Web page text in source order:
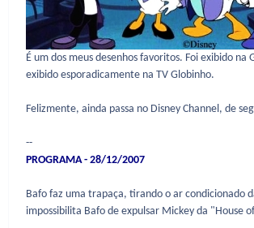
É um dos meus desenhos favoritos. Foi exibido
exibido esporadicamente na TV Globinho.
Felizmente, ainda passa no Disney Channel, de
--
PROGRAMA - 28/12/2007
Bafo faz uma trapaça, tirando o ar condicionado
impossibilita Bafo de expulsar Mickey da "House